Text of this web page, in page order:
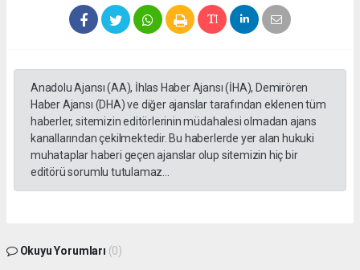
Anadolu Ajansı (AA), İhlas Haber Ajansı (İHA), Demirören
Haber Ajansı (DHA) ve diğer ajanslar tarafından eklenen tüm
haberler, sitemizin editörlerinin müdahalesi olmadan ajans
kanallarından çekilmektedir. Bu haberlerde yer alan hukuki
muhataplar haberi geçen ajanslar olup sitemizin hiç bir
editörü sorumlu tutulamaz...
Okuyu Yorumları (0)